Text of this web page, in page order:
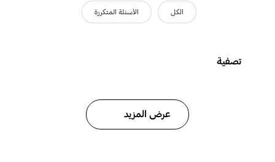
الكل الأسئلة المتكررة
تصفية
عرض المزيد